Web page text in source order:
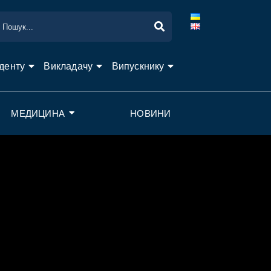
Викладачу Випускнику
МЕДИЦИНА НОВИНИ